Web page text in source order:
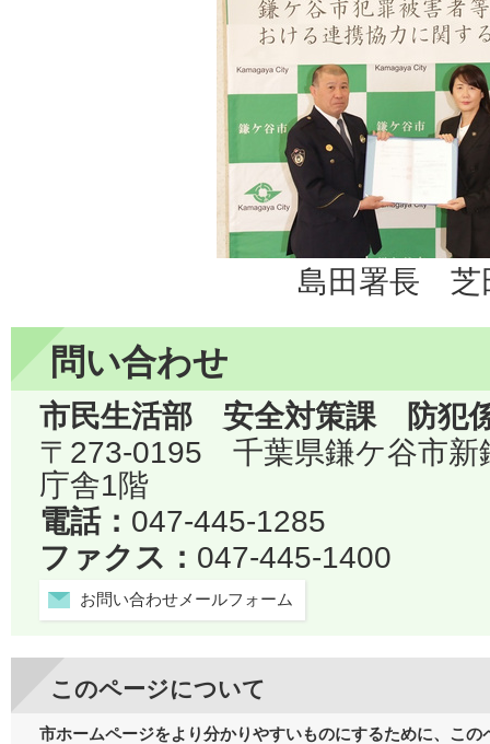
島田署長 芝
問い合わせ
市民生活部 安全対策課 防犯
〒273-0195 千葉県鎌ケ谷市
庁舎1階
電話： 047-445-1285
ファクス： 047-445-1400
お問い合わせメールフォーム
このページについて
市ホームページをより分かりやすいものにするために、こ